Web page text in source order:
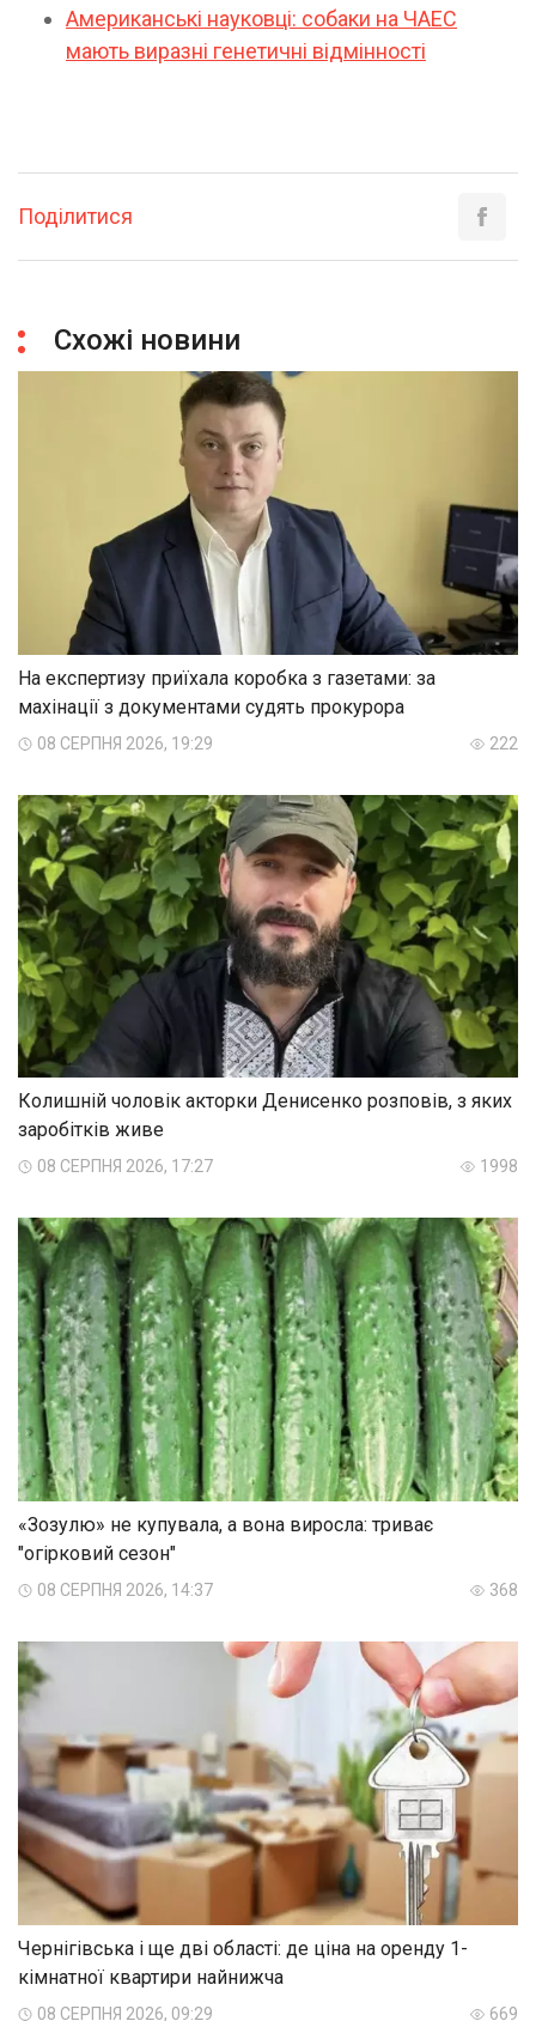
Американські науковці: собаки на ЧАЕС
мають виразні генетичні відмінності
Поділитися
Схожі новини
На експертизу приїхала коробка з газетами: за
махінації з документами судять прокурора
08 СЕРПНЯ 2026, 19:29 222
Колишній чоловік акторки Денисенко розповів, з яких
заробітків живе
08 СЕРПНЯ 2026, 17:27 1998
«Зозулю» не купувала, а вона виросла: триває
"огірковий сезон"
08 СЕРПНЯ 2026, 14:37 368
Чернігівська і ще дві області: де ціна на оренду 1-
кімнатної квартири найнижча
08 СЕРПНЯ 2026, 09:29 669